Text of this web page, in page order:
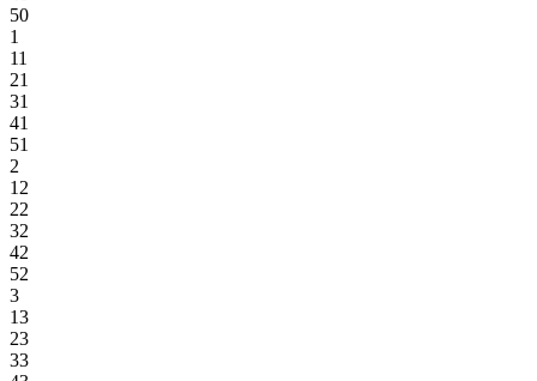
50
1
11
21
31
41
51
2
12
22
32
42
52
3
13
23
33